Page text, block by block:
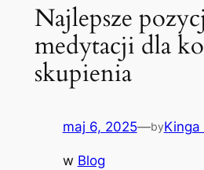
Najlepsze
medytacji dla
skupienia
maj 6, 2025—byKinga
w Blog